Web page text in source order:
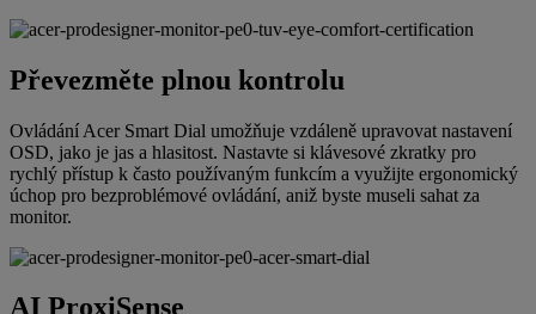
Převezměte plnou kontrolu
Ovládání Acer Smart Dial umožňuje vzdáleně upravovat nastavení
OSD, jako je jas a hlasitost. Nastavte si klávesové zkratky pro
rychlý přístup k často používaným funkcím a využijte ergonomický
úchop pro bezproblémové ovládání, aniž byste museli sahat za
monitor.
AI ProxiSense